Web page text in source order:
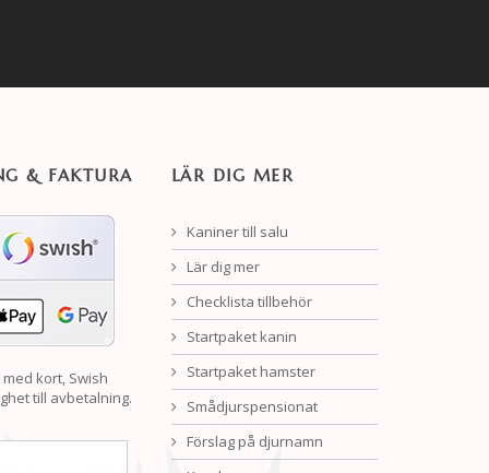
& FAKTURA
kort, Swish
till avbetalning.
LÄR DIG MER
Kaniner till salu
Lär dig mer
Checklista tillbehör
Startpaket kanin
Startpaket hamster
Smådjurspensionat
Förslag på djurnamn